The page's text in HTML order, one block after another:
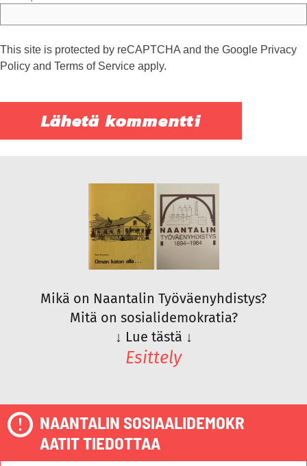
This site is protected by reCAPTCHA and the Google Privacy
Policy and Terms of Service apply.
Mikä on Naantalin Työväenyhdistys?
Mitä on sosialidemokratia?
↓ Lue tästä ↓
Esittely
NAANTALIN SOSIAALIDEMOKR
AATIT TIEDOTTAA